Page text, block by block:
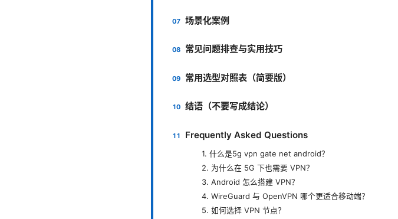
场景化案例
常见问题排查与实用技巧
常用选型对照表（简要版）
结语（不要写成结论）
Frequently Asked Questions
1. 什么是5g vpn gate net android？
2. 为什么在 5G 下也需要 VPN？
3. Android 怎么搭建 VPN？
4. WireGuard 与 OpenVPN 哪个更适合移动端？
5. 如何选择 VPN 节点？